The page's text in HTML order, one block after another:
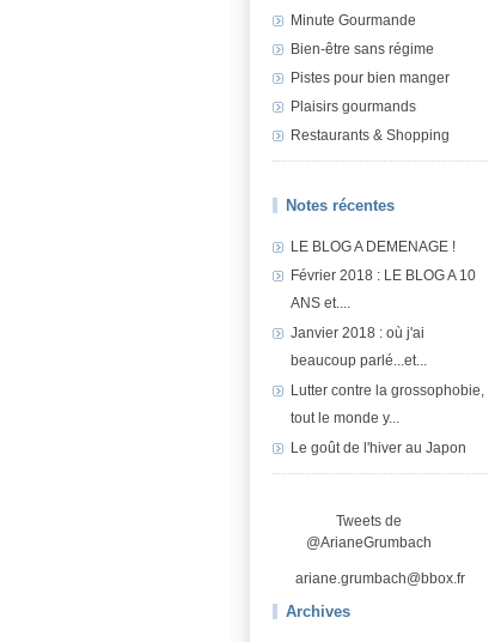
Minute Gourmande
Bien-être sans régime
Pistes pour bien manger
Plaisirs gourmands
Restaurants & Shopping
Notes récentes
LE BLOG A DEMENAGE !
Février 2018 : LE BLOG A 10
ANS et....
Janvier 2018 : où j'ai
beaucoup parlé...et...
Lutter contre la grossophobie,
tout le monde y...
Le goût de l'hiver au Japon
Tweets de
@ArianeGrumbach
ariane.grumbach@bbox.fr
Archives